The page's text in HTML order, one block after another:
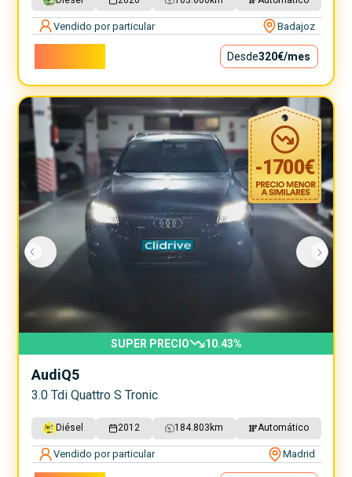
Vendido por particular Badajoz
Desde320€/mes
-1700€
SUPER PRECIO 10.43%
AudiQ5
3.0 Tdi Quattro S Tronic
Diésel 2012 184.803 km Automático
Vendido por particular Madrid